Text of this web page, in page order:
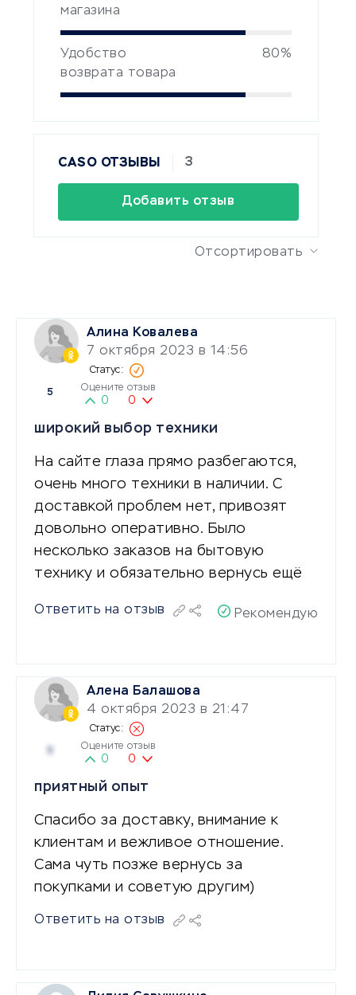
магазина
Удобство
возврата товара
80%
CASO ОТЗЫВЫ 3
Добавить отзыв
Отсортировать
Алина Ковалева
7 октября 2023 в 14:56
5 Оцените отзыв
0 0
широкий выбор техники
На сайте глаза прямо разбегаются,
очень много техники в наличии. С
доставкой проблем нет, привозят
довольно оперативно. Было
несколько заказов на бытовую
технику и обязательно вернусь ещё
Ответить на отзыв Рекомендую
Алена Балашова
4 октября 2023 в 21:47
Оцените отзыв
0 0
приятный опыт
Спасибо за доставку, внимание к
клиентам и вежливое отношение.
Сама чуть позже вернусь за
покупками и советую другим)
Ответить на отзыв